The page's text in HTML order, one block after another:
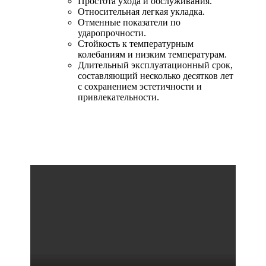
Относительная легкая укладка.
Отменные показатели по
ударопрочности.
Стойкость к температурным
колебаниям и низким температурам.
Длительный эксплуатационный срок,
составляющий несколько десятков лет
с сохранением эстетичности и
привлекательности.